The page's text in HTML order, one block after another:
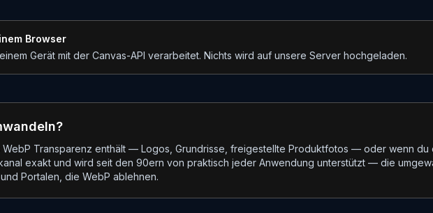
Browser
Gerät mit der Canvas-API verarbeitet. Nichts wird auf unsere Server hochgeladen.
WebP Transparenz enthält — Logos, Grundrisse, freigestellte Produktfotos — oder wenn
exakt und wird seit den 90ern von praktisch jeder Anwendung unterstützt — die
Portalen, die WebP ablehnen.